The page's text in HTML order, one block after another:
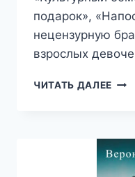
подарок»,
нецензурную
взрослых
ЧИТАТЬ ДАЛЕЕ
—